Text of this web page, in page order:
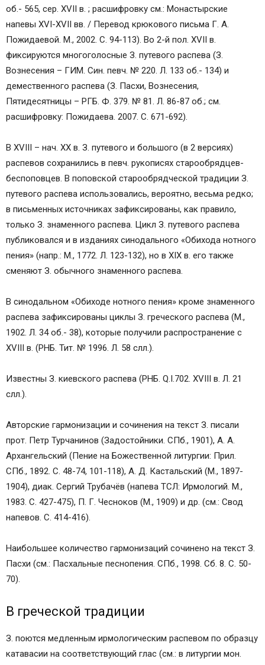
об.- 565, сер. XVII в. ; расшифровку см.: Монастырские
напевы XVI-XVII вв. / Перевод крюкового письма Г. А.
Пожидаевой. М., 2002. С. 94-113). Во 2-й пол. XVII в.
фиксируются многоголосные З. путевого распева (З.
Вознесения – ГИМ. Син. певч. № 220. Л. 133 об.- 134) и
демественного распева (З. Пасхи, Вознесения,
Пятидесятницы – РГБ. Ф. 379. № 81. Л. 86-87 об.; см.
расшифровку: Пожидаева. 2007. С. 671-692).
В XVIII – нач. ХХ в. З. путевого и большого (в 2 версиях)
распевов сохранились в певч. рукописях старообрядцев-
беспоповцев. В поповской старообрядческой традиции З.
путевого распева использовались, вероятно, весьма редко;
в письменных источниках зафиксированы, как правило,
только З. знаменного распева. Цикл З. путевого распева
публиковался и в изданиях синодального «Обихода нотного
пения» (напр.: М., 1772. Л. 123-132), но в XIX в. его также
сменяют З. обычного знаменного распева.
В синодальном «Обиходе нотного пения» кроме знаменного
распева зафиксированы циклы З. греческого распева (М.,
1902. Л. 34 об.- 38), которые получили распространение с
XVIII в. (РНБ. Тит. № 1996. Л. 58 слл.).
Известны З. киевского распева (РНБ. Q.I.702. XVIII в. Л. 21
слл.).
Авторские гармонизации и сочинения на текст З. писали
прот. Петр Турчанинов (Задостойники. СПб., 1901), А. А.
Архангельский (Пение на Божественной литургии: Прил.
СПб., 1892. С. 48-74, 101-118), А. Д. Кастальский (М., 1897-
1904), диак. Сергий Трубачёв (напева ТСЛ: Ирмологий. М.,
1983. С. 427-475), П. Г. Чесноков (М., 1909) и др. (см.: Свод
напевов. С. 414-416).
Наибольшее количество гармонизаций сочинено на текст З.
Пасхи (см.: Пасхальные песнопения. СПб., 1998. Сб. 8. С. 50-
70).
В греческой традиции
З. поются медленным ирмологическим распевом по образцу
катавасии на соответствующий глас (см.: в литургии мон.